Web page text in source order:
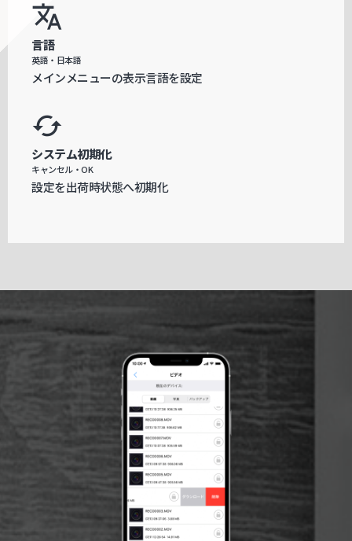
translate
言語
英語・日本語
メインメニューの表示言語を設定
cached
システム初期化
キャンセル・OK
設定を出荷時状態へ初期化